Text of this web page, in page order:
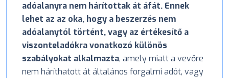
adóalanyra nem hárítottak át áfát. Ennek
lehet az az oka, hogy a beszerzés nem
adóalanytól történt, vagy az értékesítő a
viszonteladókra vonatkozó különös
szabályokat alkalmazta, amely miatt a vevőre
nem háríthatott át általános forgalmi adót, vagy